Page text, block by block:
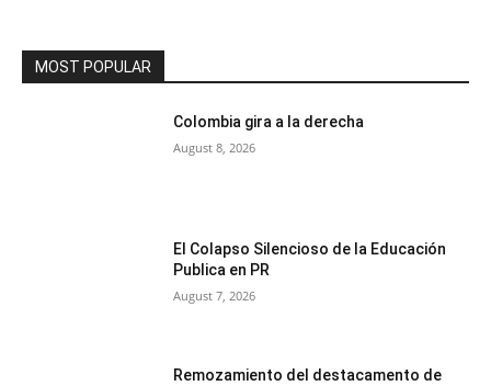
MOST POPULAR
Colombia gira a la derecha
August 8, 2026
El Colapso Silencioso de la Educación
Publica en PR
August 7, 2026
Remozamiento del destacamento de